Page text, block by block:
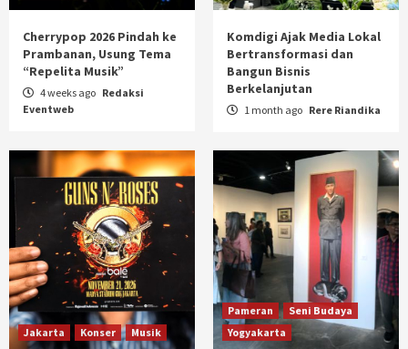
Cherrypop 2026 Pindah ke
Prambanan, Usung Tema
“Repelita Musik”
4 weeks ago Redaksi
Eventweb
Komdigi Ajak Media Lokal
Bertransformasi dan
Bangun Bisnis
Berkelanjutan
1 month ago Rere Riandika
Jakarta Konser Musik
Pameran
Seni Budaya
Yogyakarta